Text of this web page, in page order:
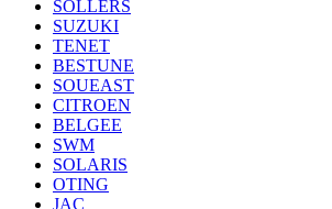
SOLLERS
SUZUKI
TENET
BESTUNE
SOUEAST
CITROEN
BELGEE
SWM
SOLARIS
OTING
JAC